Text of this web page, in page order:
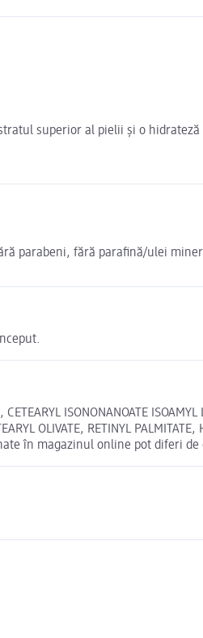
superior al pielii și o
parabeni, fără parafină/ulei
ISONONANOATE
OLIVATE, RETINYL
în magazinul online pot diferi